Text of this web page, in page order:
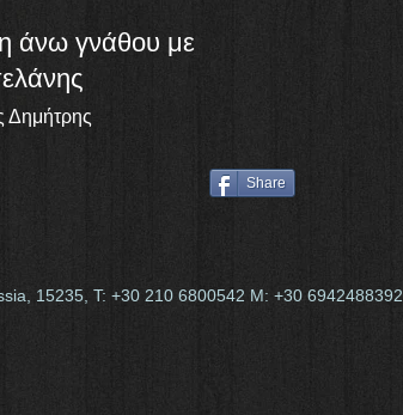
άνω γνάθου με
Δημήτρης
Share
15235, Τ: +30 210 6800542 Μ: +30 6942488392